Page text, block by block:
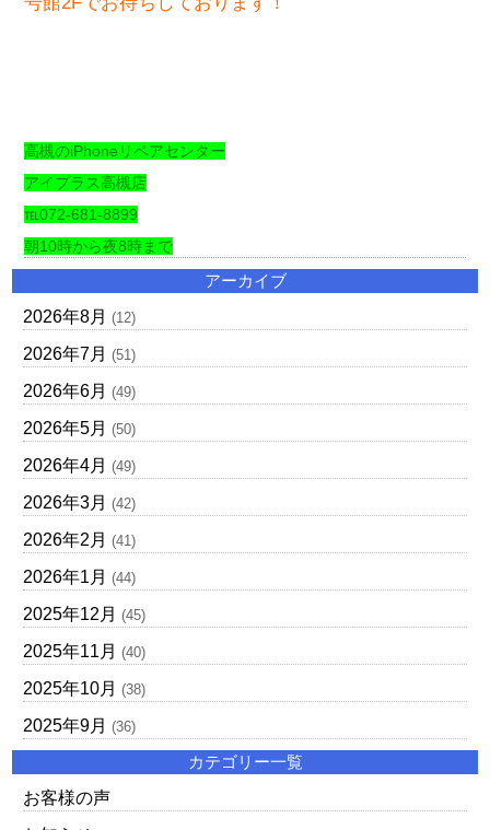
高槻のiPhoneリペアセンター
アイプラス高槻店
℡072-681-8899
朝10時から夜8時まで
アーカイブ
2026年8月 (12)
2026年7月 (51)
2026年6月 (49)
2026年5月 (50)
2026年4月 (49)
2026年3月 (42)
2026年2月 (41)
2026年1月 (44)
2025年12月 (45)
2025年11月 (40)
2025年10月 (38)
2025年9月 (36)
カテゴリー一覧
お客様の声